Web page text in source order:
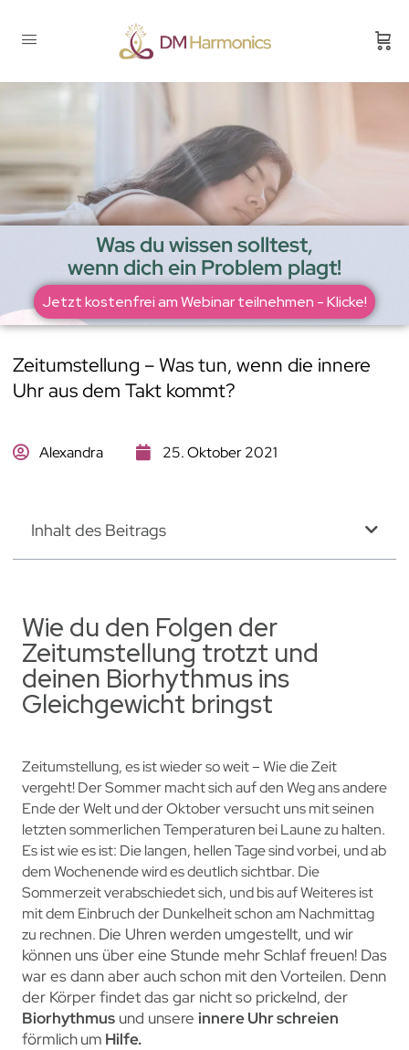
Was du wissen solltest,
wenn dich ein Problem plagt!
Jetzt kostenfrei am Webinar teilnehmen - Klicke!
Zeitumstellung – Was tun, wenn die innere
Uhr aus dem Takt kommt?
Alexandra 25. Oktober 2021
Inhalt des Beitrags
Wie du den Folgen der
Zeitumstellung trotzt und
deinen Biorhythmus ins
Gleichgewicht bringst
Zeitumstellung, es ist wieder so weit – Wie die Zeit
vergeht! Der Sommer macht sich auf den Weg ans andere
Ende der Welt und der Oktober versucht uns mit seinen
letzten sommerlichen Temperaturen bei Laune zu halten.
Es ist wie es ist: Die langen, hellen Tage sind vorbei, und ab
dem Wochenende wird es deutlich sichtbar. Die
Sommerzeit verabschiedet sich, und bis auf Weiteres ist
mit dem Einbruch der Dunkelheit schon am Nachmittag
zu rechnen. Die Uhren werden umgestellt, und wir
können uns über eine Stunde mehr Schlaf freuen! Das
war es dann aber auch schon mit den Vorteilen. Denn
der Körper findet das gar nicht so prickelnd, der
Biorhythmusund unsere innereUhrschreien
förmlichum Hilfe.